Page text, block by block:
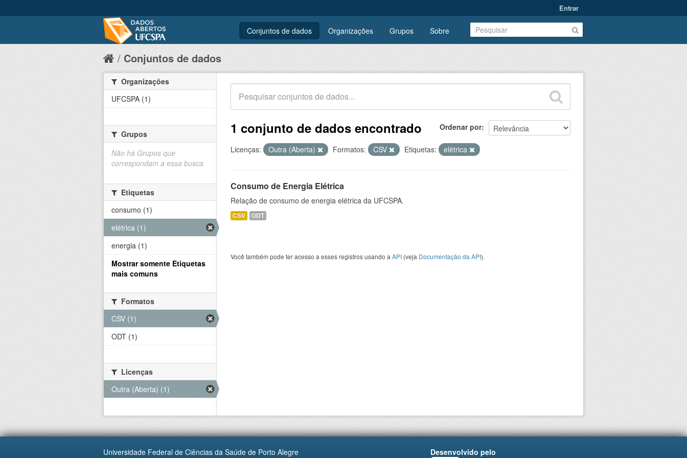
Entrar
Conjuntos de dados Organizações Grupos Sobre
Conjuntos de dados
Ordenar por
1 conjunto de dados encontrado
Licenças: Outra (Aberta) Formatos: CSV Etiquetas: elétrica
Consumo de Energia Elétrica
Relação de consumo de energia elétrica da UFCSPA.
CSV ODT
Você também pode ter acesso a esses registros usando a API (veja Documentação da API).
Organizações
UFCSPA (1)
Grupos
Não há Grupos que
correspondam a essa busca
Etiquetas
consumo (1)
elétrica (1)
energia (1)
Mostrar somente Etiquetas
mais comuns
Formatos
CSV (1)
ODT (1)
Licenças
Outra (Aberta) (1)
Universidade Federal de Ciências da Saúde de Porto Alegre Desenvolvido pelo